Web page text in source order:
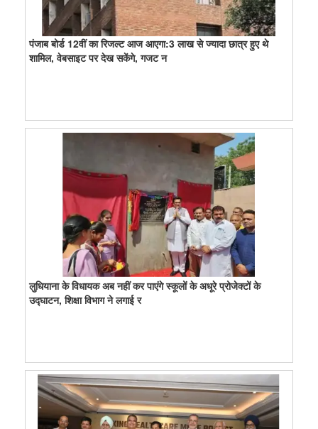
पंजाब बोर्ड 12वीं का रिजल्ट आज आएगा:3 लाख से ज्यादा छात्र हुए थे
शामिल, वेबसाइट पर देख सकेंगे, गजट न
लुधियाना के विधायक अब नहीं कर पाएंगे स्कूलों के अधूरे प्रोजेक्टों के
उद्घाटन, शिक्षा विभाग ने लगाई र